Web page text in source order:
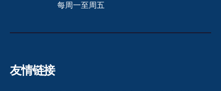
每周一至周五
友情链接